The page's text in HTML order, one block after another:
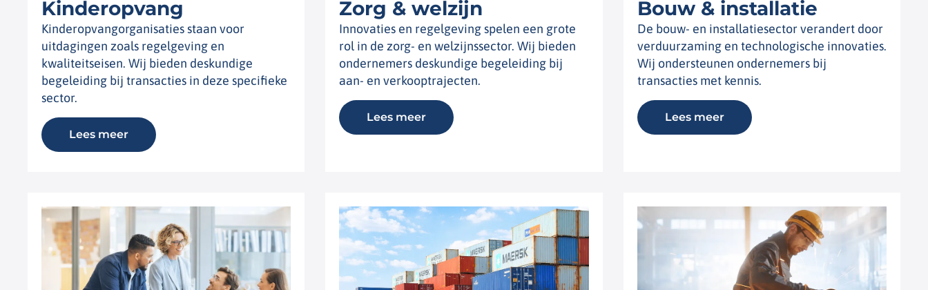
Kinderopvang
Kinderopvangorganisaties staan voor
uitdagingen zoals regelgeving en
kwaliteitseisen. Wij bieden deskundige
begeleiding bij transacties in deze specifieke
sector.
Lees meer
Zorg & welzijn
Innovaties en regelgeving spelen een grote
rol in de zorg- en welzijnssector. Wij bieden
ondernemers deskundige begeleiding bij
aan- en verkooptrajecten.
Lees meer
Bouw & installatie
De bouw- en installatiesector verandert door
verduurzaming en technologische innovaties.
Wij ondersteunen ondernemers bij
transacties met kennis.
Lees meer